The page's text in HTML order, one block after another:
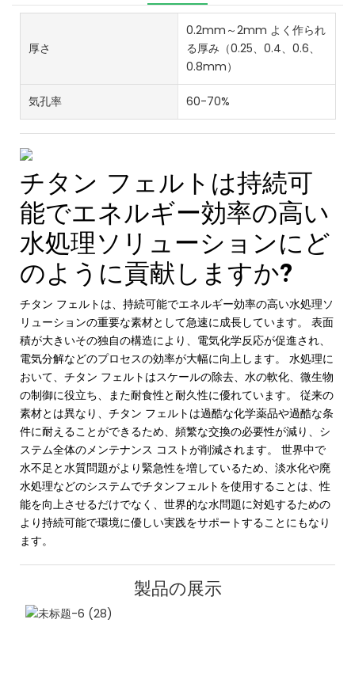
厚さ
0.2mm～2mm よく作られ
る厚み（0.25、0.4、0.6、
0.8mm）
気孔率 60-70%
チタン フェルトは持続可
能でエネルギー効率の高い
水処理ソリューションにど
のように貢献しますか?
チタン フェルトは、持続可能でエネルギー効率の高い水処理ソ
リューションの重要な素材として急速に成長しています。 表面
積が大きいその独自の構造により、電気化学反応が促進され、
電気分解などのプロセスの効率が大幅に向上します。 水処理に
おいて、チタン フェルトはスケールの除去、水の軟化、微生物
の制御に役立ち、また耐食性と耐久性に優れています。 従来の
素材とは異なり、チタン フェルトは過酷な化学薬品や過酷な条
件に耐えることができるため、頻繁な交換の必要性が減り、シ
ステム全体のメンテナンス コストが削減されます。 世界中で
水不足と水質問題がより緊急性を増しているため、淡水化や廃
水処理などのシステムでチタンフェルトを使用することは、性
能を向上させるだけでなく、世界的な水問題に対処するための
より持続可能で環境に優しい実践をサポートすることにもなり
ます。
製品の展示